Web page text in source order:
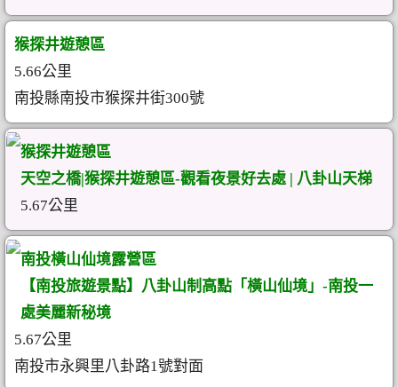
猴探井遊憩區
5.66公里
南投縣南投市猴探井街300號
猴探井遊憩區
天空之橋|猴探井遊憩區-觀看夜景好去處 | 八卦山天梯
5.67公里
南投橫山仙境露營區
【南投旅遊景點】八卦山制高點「橫山仙境」-南投一
處美麗新秘境
5.67公里
南投市永興里八卦路1號對面